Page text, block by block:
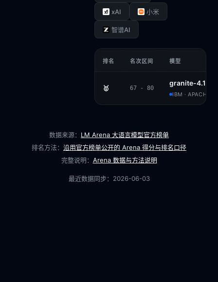
xAI 小米
智谱AI
排名 名次区间 模型
🥇 67 - 80
granite-4.1-8b
IBM · APACHE
数据来源： LM Arena 大语言模型官方榜单
排名方法： 沿用官方榜单公开的 Arena 得分与排名口径
完整说明： Arena 数据与方法说明
最近数据同步： 2026-06-03